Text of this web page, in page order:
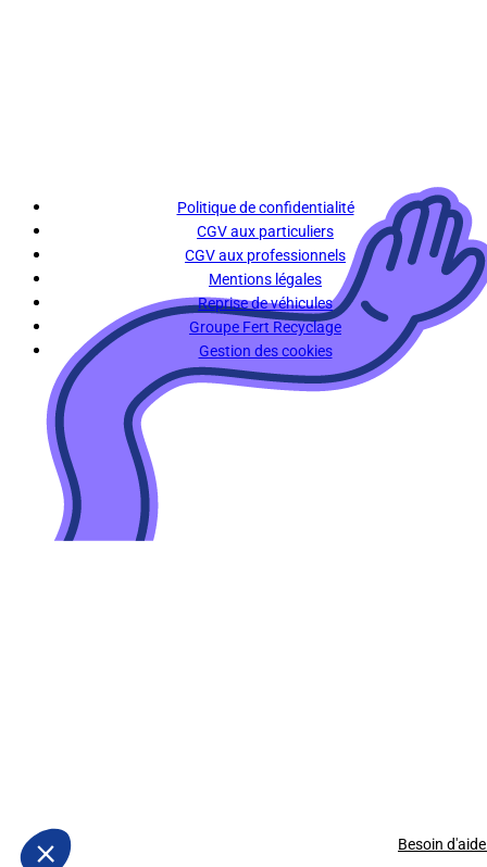
Politique de confidentialité
CGV aux particuliers
CGV aux professionnels
Mentions légales
Reprise de véhicules
Groupe Fert Recyclage
Gestion des cookies
Besoin